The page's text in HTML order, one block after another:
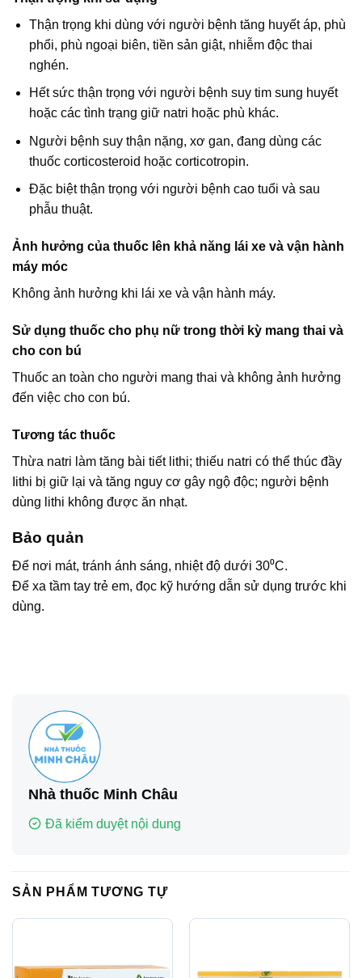
Thận trọng khi dùng với người bệnh tăng huyết áp, phù
phổi, phù ngoại biên, tiền sản giật, nhiễm độc thai
nghén.
Hết sức thận trọng với người bệnh suy tim sung huyết
hoặc các tình trạng giữ natri hoặc phù khác.
Người bệnh suy thận nặng, xơ gan, đang dùng các
thuốc corticosteroid hoặc corticotropin.
Đặc biệt thận trọng với người bệnh cao tuổi và sau
phẫu thuật.
Ảnh hưởng của thuốc lên khả năng lái xe và vận hành
máy móc
Không ảnh hưởng khi lái xe và vận hành máy.
Sử dụng thuốc cho phụ nữ trong thời kỳ mang thai và
cho con bú
Thuốc an toàn cho người mang thai và không ảnh hưởng
đến việc cho con bú.
Tương tác thuốc
Thừa natri làm tăng bài tiết lithi; thiếu natri có thể thúc đầy
Iithi bị giữ lại và tăng nguy cơ gây ngộ độc; người bệnh
dùng lithi không được ăn nhạt.
Bảo quản
Để nơi mát, tránh ánh sáng, nhiệt độ dưới 30⁰C.
Để xa tầm tay trẻ em, đọc kỹ hướng dẫn sử dụng trước khi
dùng.
Nhà thuốc Minh Châu
Đã kiểm duyệt nội dung
SẢN PHẨM TƯƠNG TỰ